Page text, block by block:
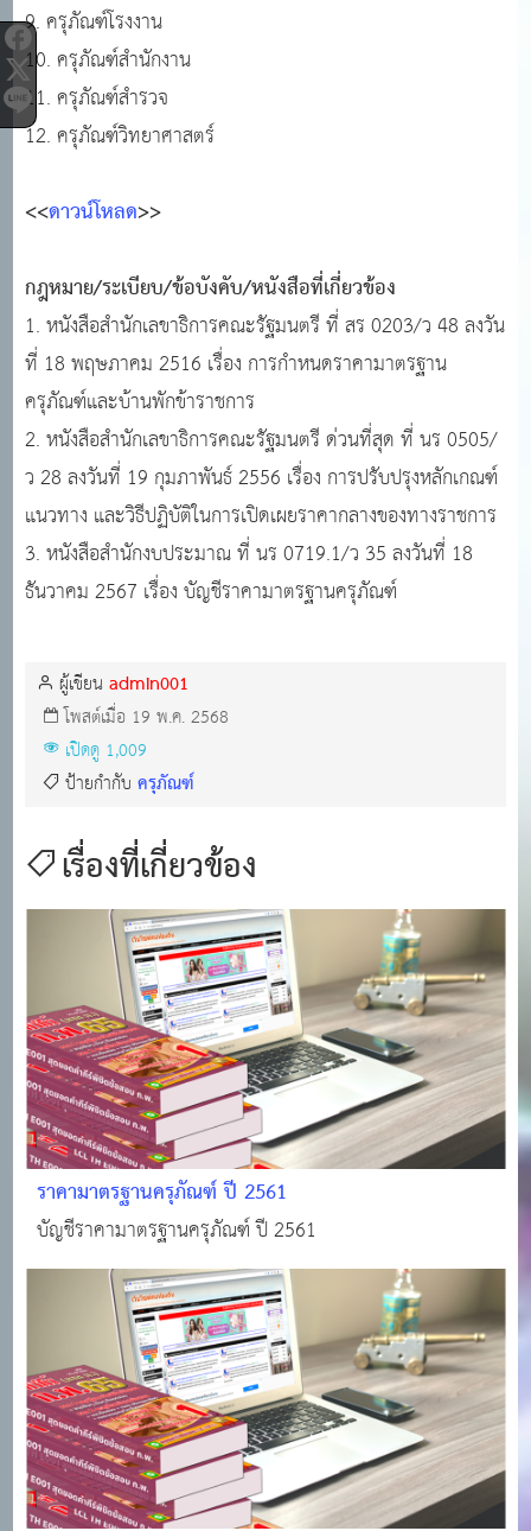
9. ครุภัณฑ์โรงงาน
10. ครุภัณฑ์สำนักงาน
11. ครุภัณฑ์สำรวจ
12. ครุภัณฑ์วิทยาศาสตร์
<<ดาวน์โหลด>>
กฎหมาย/ระเบียบ/ข้อบังคับ/หนังสือที่เกี่ยวข้อง
1. หนังสือสำนักเลขาธิการคณะรัฐมนตรี ที่ สร 0203/ว 48 ลงวัน
ที่ 18 พฤษภาคม 2516 เรื่อง การกำหนดราคามาตรฐาน
ครุภัณฑ์และบ้านพักข้าราชการ
2. หนังสือสำนักเลขาธิการคณะรัฐมนตรี ด่วนที่สุด ที่ นร 0505/
ว 28 ลงวันที่ 19 กุมภาพันธ์ 2556 เรื่อง การปรับปรุงหลักเกณฑ์
แนวทาง และวิธีปฏิบัติในการเปิดเผยราคากลางของทางราชการ
3. หนังสือสำนักงบประมาณ ที่ นร 0719.1/ว 35 ลงวันที่ 18
ธันวาคม 2567 เรื่อง บัญชีราคามาตรฐานครุภัณฑ์
ผู้เขียนadmin001
โพสต์เมื่อ 19 พ.ค. 2568
เปิดดู 1,009
ป้ายกำกับครุภัณฑ์
เรื่องที่เกี่ยวข้อง
ราคามาตรฐานครุภัณฑ์ ปี 2561
บัญชีราคามาตรฐานครุภัณฑ์ ปี 2561